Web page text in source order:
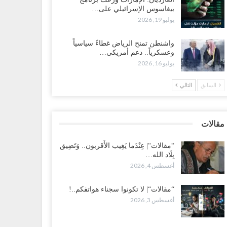
بعد اقتحام منزل شيخ بارز.. قبائل الصحراء
تبدأ احتشاداً على الحدود السعودية..!
2, 2026
غضبٍ جنوباً.. دعوات لإغلاق مطرح فدغم مع تحوله من
للتجنيد إلى ساحة لتصفية قادة التحالف..!
2, 2026
لإشعال حرب..!
تغييرات سعودية بصفوف قيادة “درع الوطن”
بالعبر.. هل بدأت الرياض إعادة هيكلة فصائلها بعد…
بيغاسوس الإسرائيلي على…
يوليو 19, 2026
واشنطن تمنح الرياض غطاءً سياسياً
وعسكرياً.. دعم أمريكي…
يوليو 16, 2026
السابق التالي
مقالات
“مقالات“| عِنْدَما يَغِيب الأَقربون.. وَتَضِيق
بِلَاد الله…
أغسطس 4, 2026
“مقالات“| لا تكونوا سجناء هواتفكم..!
أغسطس 3, 2026